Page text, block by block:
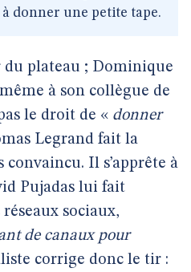
donner une petite tape.
du plateau ; Dominique
à son collègue de
le droit de « donner
Legrand fait la
Il s’apprête à
Pujadas lui fait
sociaux,
de canaux pour
corrige donc le tir :